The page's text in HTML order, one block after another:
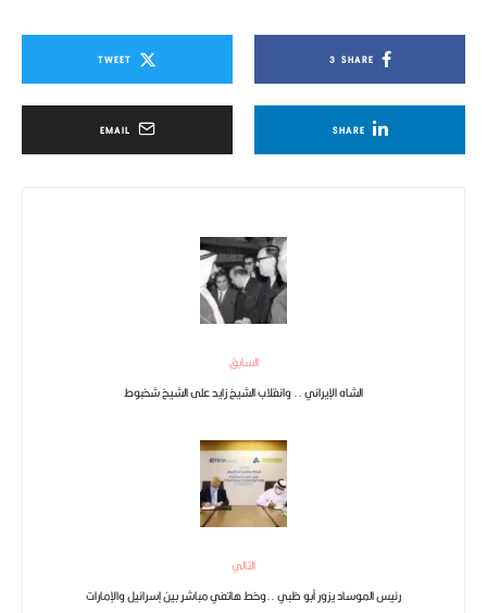
SHARE
3
TWEET
SHARE
EMAIL
السابق
الشاه الإيراني .. وانقلاب الشيخ زايد على الشيخ شخبوط
التالي
رئيس الموساد يزور أبو ظبي ..وخط هاتفي مباشر بين إسرائيل والإمارات